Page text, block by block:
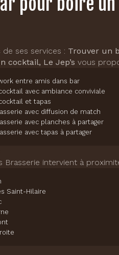
de ses services : Trouver un
cocktail, Le Jep’s vous
entre amis dans bar
avec ambiance conviviale
et tapas
avec diffusion de match
avec planches à partager
avec tapas à partager
Brasserie intervient à
Saint-Hilaire